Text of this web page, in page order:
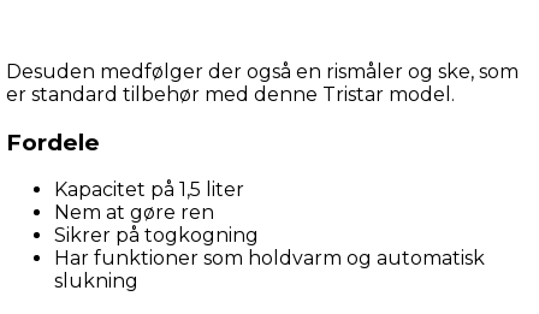
Desuden medfølger der også en rismåler og ske, som
er standard tilbehør med denne Tristar model.
Fordele
Kapacitet på 1,5 liter
Nem at gøre ren
Sikrer på togkogning
Har funktioner som holdvarm og automatisk
slukning